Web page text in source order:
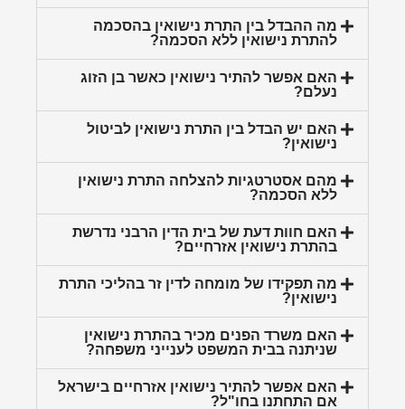
מה ההבדל בין התרת נישואין בהסכמה
להתרת נישואין ללא הסכמה?
האם אפשר להתיר נישואין כאשר בן הזוג
נעלם?
האם יש הבדל בין התרת נישואין לביטול
נישואין?
מהם אסטרטגיות להצלחה התרת נישואין
ללא הסכמה?
האם חוות דעת של בית הדין הרבני נדרשת
בהתרת נישואין אזרחיים?
מה תפקידו של מומחה לדין זר בהליכי התרת
נישואין?
האם משרד הפנים מכיר בהתרת נישואין
שניתנה בבית המשפט לענייני משפחה?
האם אפשר להתיר נישואין אזרחיים בישראל
אם התחתנו בחו"ל?